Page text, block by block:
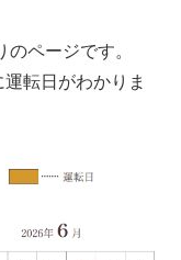
ページです。
転日がわかりま